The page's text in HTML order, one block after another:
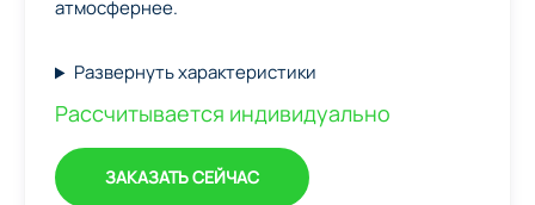
атмосфернее.
Развернуть характеристики
Рассчитывается индивидуально
ЗАКАЗАТЬ СЕЙЧАС